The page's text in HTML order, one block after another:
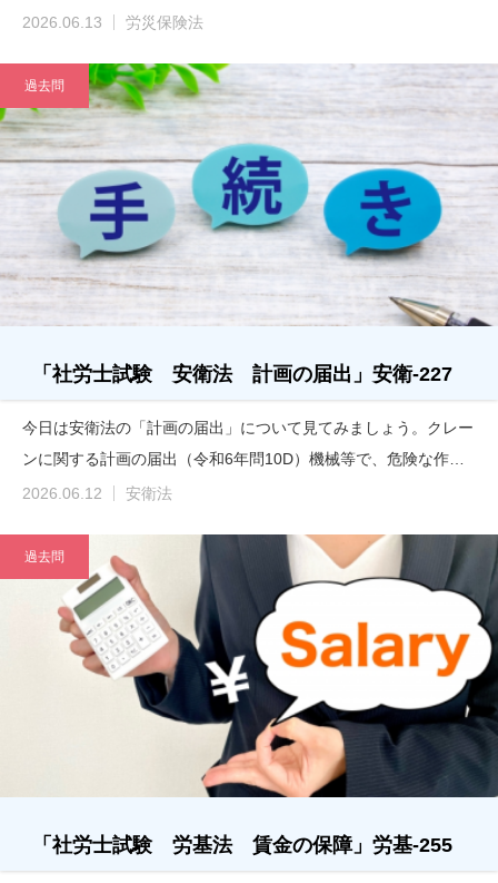
2026.06.13
労災保険法
過去問
「社労士試験 安衛法 計画の届出」安衛-227
今日は安衛法の「計画の届出」について見てみましょう。クレー
ンに関する計画の届出（令和6年問10D）機械等で、危険な作…
2026.06.12
安衛法
過去問
「社労士試験 労基法 賃金の保障」労基-255